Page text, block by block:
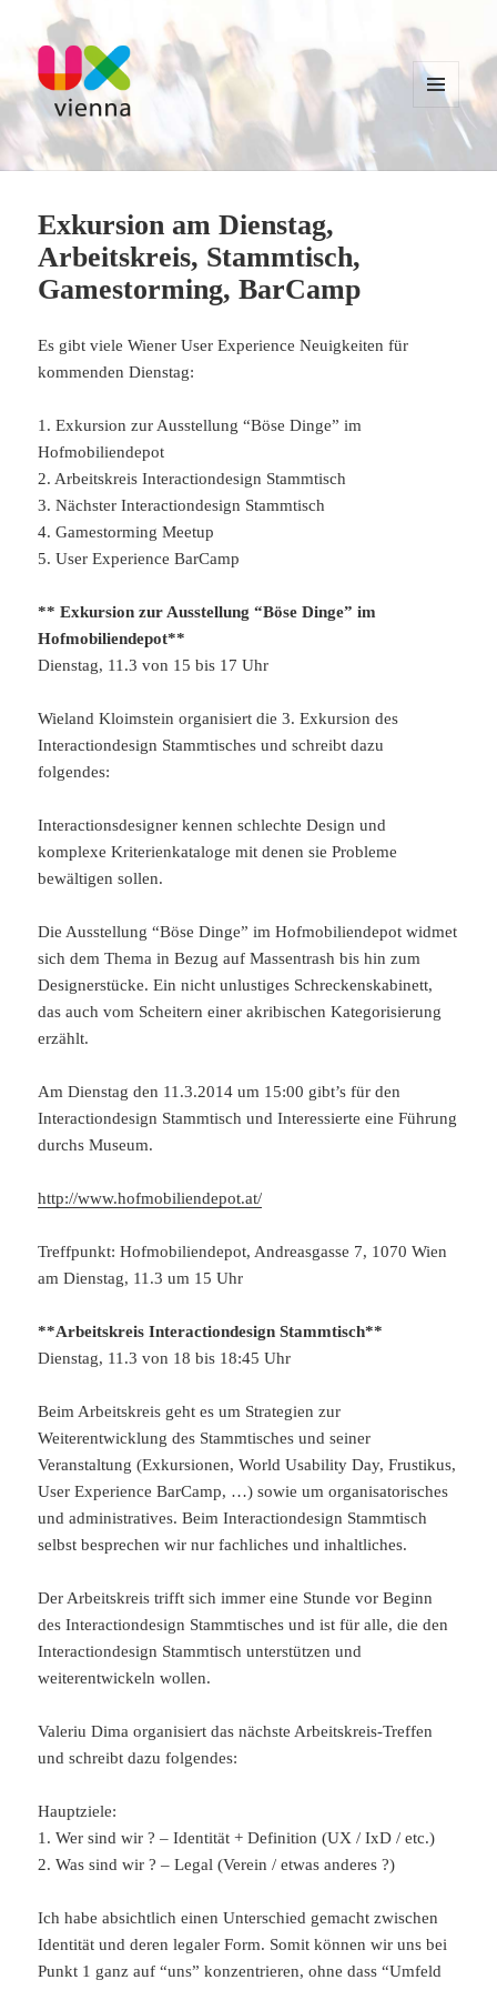
UXvienna
WIDGETS
Exkursion am Dienstag,
Arbeitskreis, Stammtisch,
Gamestorming, BarCamp
Es gibt viele Wiener User Experience Neuigkeiten für
kommenden Dienstag:
1. Exkursion zur Ausstellung “Böse Dinge” im
Hofmobiliendepot
2. Arbeitskreis Interactiondesign Stammtisch
3. Nächster Interactiondesign Stammtisch
4. Gamestorming Meetup
5. User Experience BarCamp
** Exkursion zur Ausstellung “Böse Dinge” im
Hofmobiliendepot**
Dienstag, 11.3 von 15 bis 17 Uhr
Wieland Kloimstein organisiert die 3. Exkursion des
Interactiondesign Stammtisches und schreibt dazu
folgendes:
Interactionsdesigner kennen schlechte Design und
komplexe Kriterienkataloge mit denen sie Probleme
bewältigen sollen.
Die Ausstellung “Böse Dinge” im Hofmobiliendepot widmet
sich dem Thema in Bezug auf Massentrash bis hin zum
Designerstücke. Ein nicht unlustiges Schreckenskabinett,
das auch vom Scheitern einer akribischen Kategorisierung
erzählt.
Am Dienstag den 11.3.2014 um 15:00 gibt’s für den
Interactiondesign Stammtisch und Interessierte eine Führung
durchs Museum.
http://www.hofmobiliendepot.at/
Treffpunkt: Hofmobiliendepot, Andreasgasse 7, 1070 Wien
am Dienstag, 11.3 um 15 Uhr
**Arbeitskreis Interactiondesign Stammtisch**
Dienstag, 11.3 von 18 bis 18:45 Uhr
Beim Arbeitskreis geht es um Strategien zur
Weiterentwicklung des Stammtisches und seiner
Veranstaltung (Exkursionen, World Usability Day, Frustikus,
User Experience BarCamp, …) sowie um organisatorisches
und administratives. Beim Interactiondesign Stammtisch
selbst besprechen wir nur fachliches und inhaltliches.
Der Arbeitskreis trifft sich immer eine Stunde vor Beginn
des Interactiondesign Stammtisches und ist für alle, die den
Interactiondesign Stammtisch unterstützen und
weiterentwickeln wollen.
Valeriu Dima organisiert das nächste Arbeitskreis-Treffen
und schreibt dazu folgendes:
Hauptziele:
1. Wer sind wir ? – Identität + Definition (UX / IxD / etc.)
2. Was sind wir ? – Legal (Verein / etwas anderes ?)
Ich habe absichtlich einen Unterschied gemacht zwischen
Identität und deren legaler Form. Somit können wir uns bei
Punkt 1 ganz auf “uns” konzentrieren, ohne dass “Umfeld